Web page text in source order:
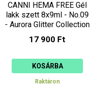
CANNI HEMA FREE Gél
lakk szett 8x9ml - No.09
- Aurora Glitter Collection
17 900 Ft
KOSÁRBA
Raktáron